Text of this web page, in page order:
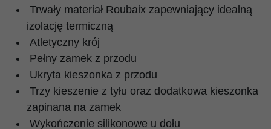
Trwały materiał Roubaix zapewniający idealną
izolację termiczną
Atletyczny krój
Pełny zamek z przodu
Ukryta kieszonka z przodu
Trzy kieszenie z tyłu oraz dodatkowa kieszonka
zapinana na zamek
Wykończenie silikonowe u dołu